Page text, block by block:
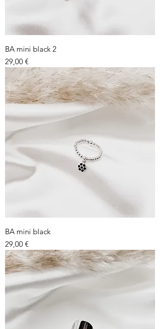
BA mini black 2
Prix
29,00 €
BA mini black
Prix
29,00 €